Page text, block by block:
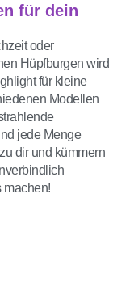
für dein
oder
Hüpfburgen wird
für kleine
Modellen
jede Menge
dir und kümmern
machen!